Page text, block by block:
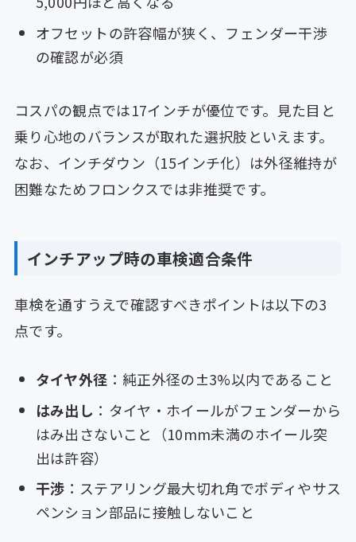
オフセットの許容幅が狭く、フェンダー干渉
の確認が必須
コスパの観点では17インチが優位です。見た目と
乗り心地のバランスが取れた選択肢といえます。
なお、インチダウン（15インチ化）は外径維持が
困難なためフロンクスでは非推奨です。
インチアップ時の車検適合条件
車検を通すうえで確認すべきポイントは以下の3
点です。
タイヤ外径 ：純正外径の±3%以内であること
はみ出し ：タイヤ・ホイールがフェンダーから
はみ出さないこと（10mm未満のホイール突
出は許容）
干渉 ：ステアリング最大切れ角でボディやサス
ペンション部品に接触しないこと